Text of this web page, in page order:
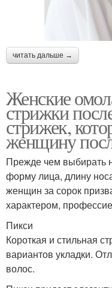
читать дальше →
Женские
стрижки
стрижек,
женщину
Прежде чем выбирать
форму лица, длину
женщин за сорок
характером,
Пикси
Короткая и стильная
вариантов укладки.
волос.